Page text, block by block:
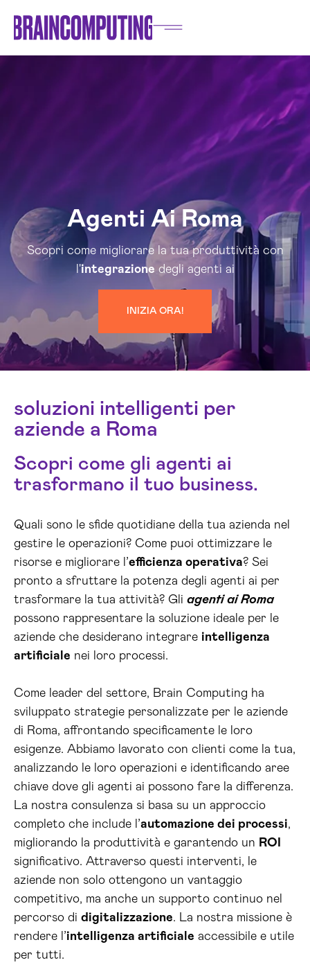
Agenti Ai Roma
Scopri come migliorare la tua produttività con
l'integrazione degli agenti ai
INIZIA ORA!
soluzioni intelligenti per
aziende a Roma
Scopri come gli agenti ai
trasformano il tuo business.
Quali sono le sfide quotidiane della tua azienda nel
gestire le operazioni? Come puoi ottimizzare le
risorse e migliorare l’efficienza operativa? Sei
pronto a sfruttare la potenza degli agenti ai per
trasformare la tua attività? Gli agenti ai Roma
possono rappresentare la soluzione ideale per le
aziende che desiderano integrare intelligenza
artificiale nei loro processi.
Come leader del settore, Brain Computing ha
sviluppato strategie personalizzate per le aziende
di Roma, affrontando specificamente le loro
esigenze. Abbiamo lavorato con clienti come la tua,
analizzando le loro operazioni e identificando aree
chiave dove gli agenti ai possono fare la differenza.
La nostra consulenza si basa su un approccio
completo che include l’automazione dei processi,
migliorando la produttività e garantendo un ROI
significativo. Attraverso questi interventi, le
aziende non solo ottengono un vantaggio
competitivo, ma anche un supporto continuo nel
percorso di digitalizzazione. La nostra missione è
rendere l’intelligenza artificiale accessibile e utile
per tutti.